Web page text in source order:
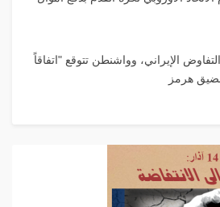
الإيراني، وواشنطن تتوقع "اتفاقاً
هرمز